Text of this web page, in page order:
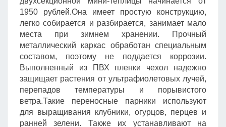
1950 рублей.Она имеет простую конструкцию,
легко собирается и разбирается, занимает мало
места при зимнем хранении. Прочный
металлический каркас обработан специальным
составом, поэтому не поддается коррозии.
Выполненный из ПВХ пленки чехол надежно
защищает растения от ультрафиолетовых лучей,
перепадов температуры и порывистого
ветра.Такие переносные парники используют
для выращивания клубники, огурцов, перцев и
ранней зелени. Также их устанавливают на